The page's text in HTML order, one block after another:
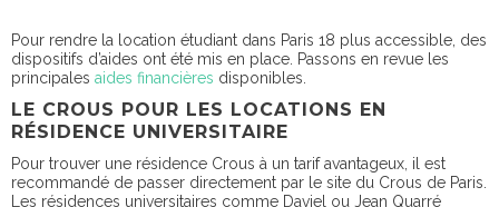
Pour rendre la location étudiant dans Paris 18 plus accessible, des
dispositifs d’aides ont été mis en place. Passons en revue les
principales aides financières disponibles.
LE CROUS POUR LES LOCATIONS EN
RÉSIDENCE UNIVERSITAIRE
Pour trouver une résidence Crous à un tarif avantageux, il est
recommandé de passer directement par le site du Crous de Paris.
Les résidences universitaires comme Daviel ou Jean Quarré